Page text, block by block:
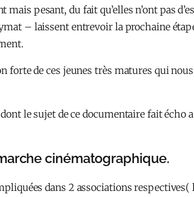
pesant, du fait qu’elles n’ont pas
– laissent entrevoir la prochaine
forte de ces jeunes très matures qui
le sujet de ce documentaire fait écho
cinématographique.
dans 2 associations respectives(